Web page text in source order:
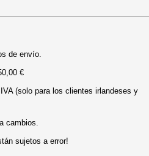
de envío.
€
(solo para los clientes irlandeses y
cambios.
sujetos a error!